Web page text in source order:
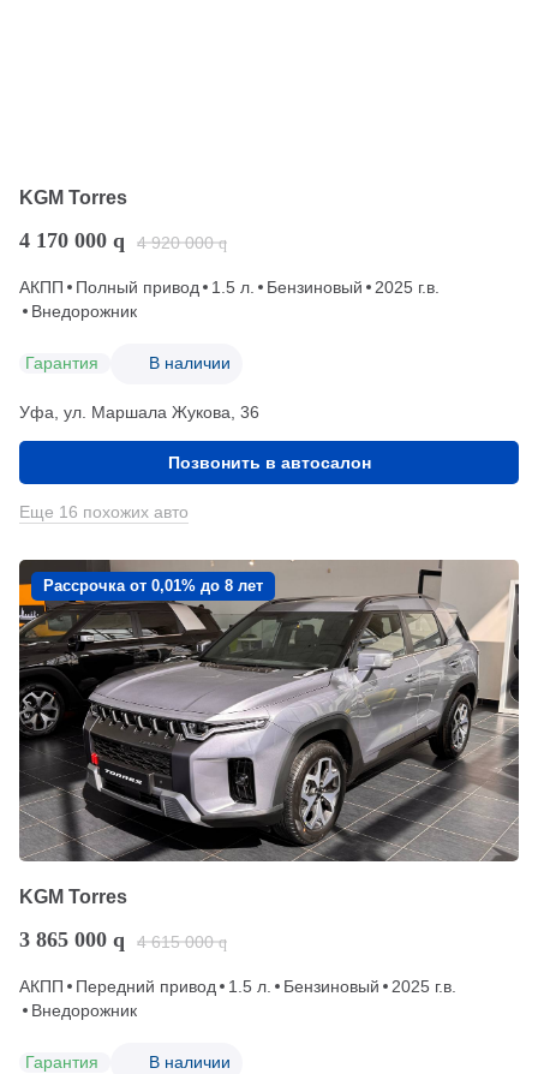
KGM Torres
4 170 000 q 4 920 000 q
АКПП Полный привод 1.5 л. Бензиновый
2025 г.в.
Внедорожник
Гарантия В наличии
Уфа, ул. Маршала Жукова, 36
Позвонить в автосалон
Еще 16 похожих авто
Рассрочка от 0,01% до 8 лет
KGM Torres
3 865 000 q 4 615 000 q
АКПП Передний привод 1.5 л. Бензиновый
2025 г.в.
Внедорожник
Гарантия В наличии